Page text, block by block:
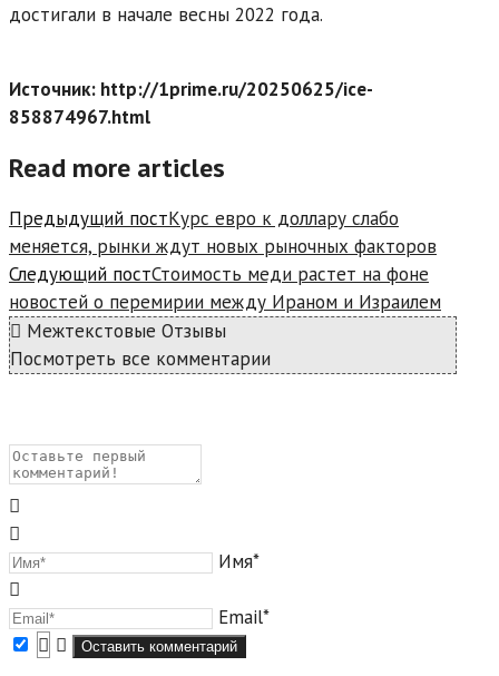
достигали в начале весны 2022 года.
Источник: http://1prime.ru/20250625/ice-
858874967.html
Read more articles
Предыдущий постКурс евро к доллару слабо
меняется, рынки ждут новых рыночных факторов
Следующий постСтоимость меди растет на фоне
новостей о перемирии между Ираном и Израилем
Межтекстовые Отзывы
Посмотреть все комментарии
Имя*
Email*